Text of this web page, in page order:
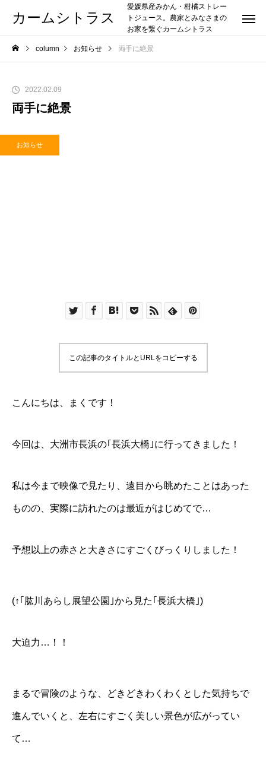
カームシトラス
愛媛県産みかん・柑橘ストレー
トジュース。農家とみなさまの
お家を繋ぐカームシトラス
column お知らせ 両手に絶景
2022.02.09
両手に絶景
お知らせ
この記事のタイトルとURLをコピーする
こんにちは、まくです！
今回は、大洲市長浜の｢長浜大橋｣に行ってきました！
私は今まで映像で見たり、遠目から眺めたことはあった
ものの、実際に訪れたのは最近がはじめてで…
予想以上の赤さと大きさにすごくびっくりしました！
(↑｢肱川あらし展望公園｣から見た｢長浜大橋｣)
大迫力…！！
まるで冒険のような、どきどきわくわくとした気持ちで
進んでいくと、左右にすごく美しい景色が広がってい
て…